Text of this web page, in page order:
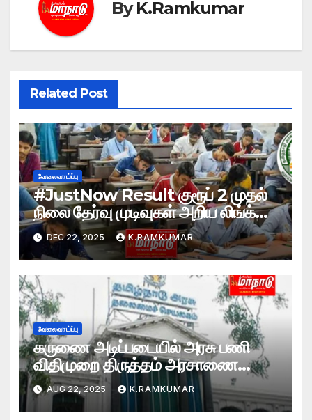
ByK.Ramkumar
Related Post
வேலைவாய்ப்பு
#JustNow Result குரூப் 2 முதல்
நிலை தேர்வு முடிவுகள் அறிய லிங்க்
இணைக்கப்பட்டுள்ளது
DEC 22, 2025 K.RAMKUMAR
வேலைவாய்ப்பு
கருணை அடிப்படையில் அரசு பணி
விதிமுறை திருத்தம் அரசாணை
வெளியிடு
AUG 22, 2025 K.RAMKUMAR